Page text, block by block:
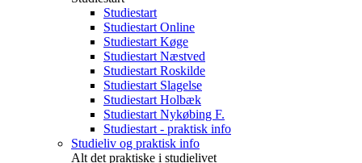
Studiestart
Studiestart Online
Studiestart Køge
Studiestart Næstved
Studiestart Roskilde
Studiestart Slagelse
Studiestart Holbæk
Studiestart Nykøbing F.
Studiestart - praktisk info
Studieliv og praktisk info
Alt det praktiske i studielivet